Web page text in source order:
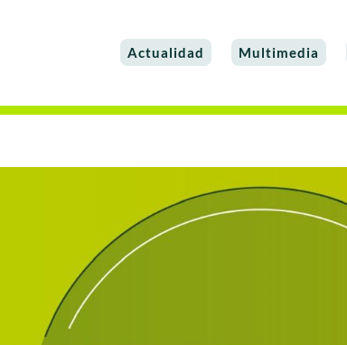
Actualidad Multimedia